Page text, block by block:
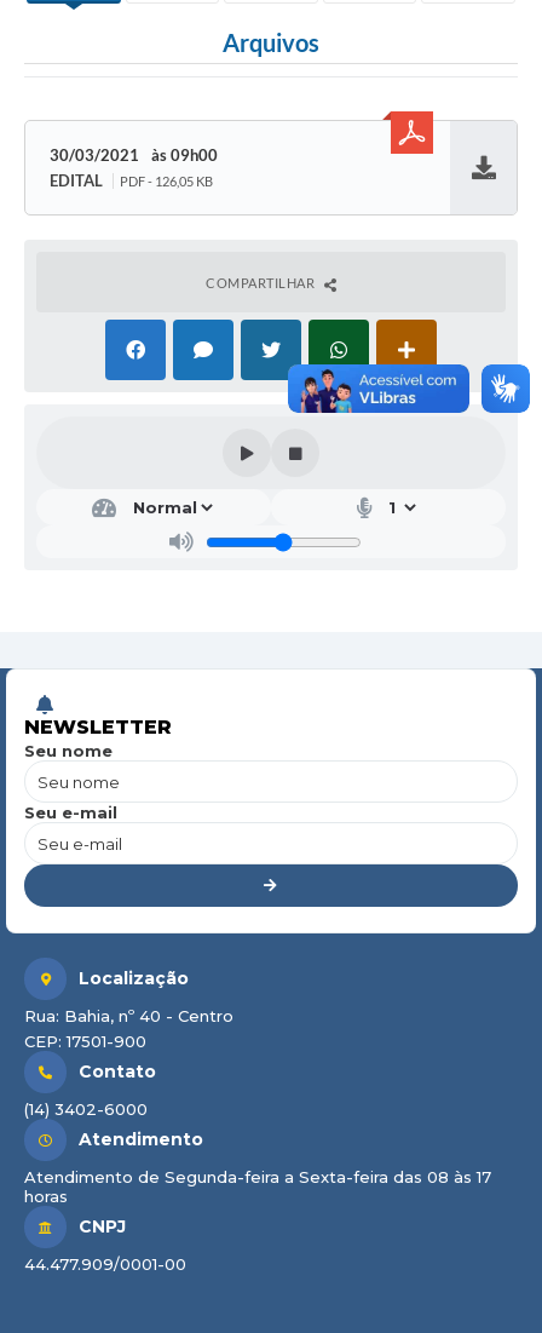
Arquivos
30/03/2021
09h00
EDITAL
PDF - 126,05 KB
COMPARTILHAR
NEWSLETTER
Seu nome
Seu e-mail
Localização
Rua: Bahia, nº 40 - Centro
CEP: 17501-900
Contato
(14) 3402-6000
Atendimento
Atendimento de Segunda-feira a Sexta-feira das 08 às 17
horas
CNPJ
44.477.909/0001-00